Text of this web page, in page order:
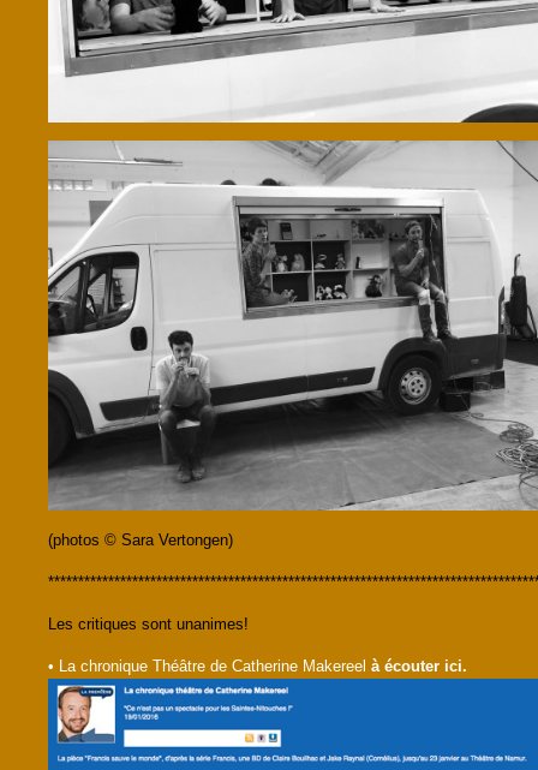
(photos © Sara Vertongen)
Les critiques sont unanimes!
• La chronique Théâtre de Catherine Makereel à écouter ici.